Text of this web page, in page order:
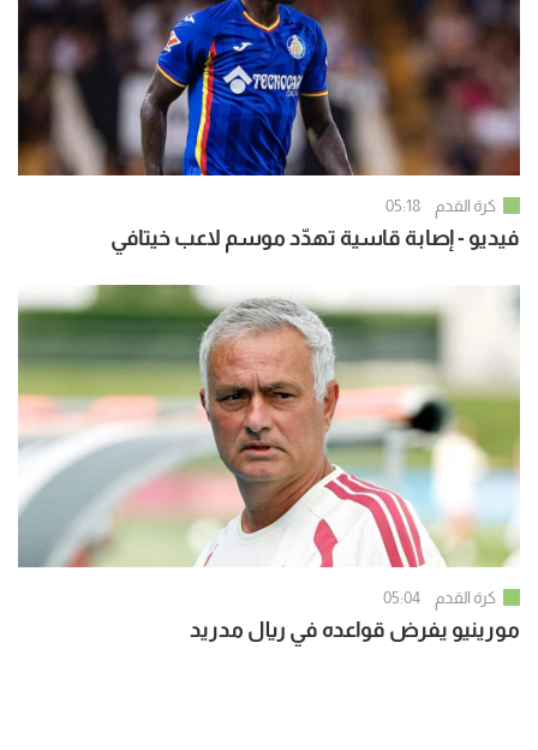
كرة القدم 05:18
فيديو - إصابة قاسية تهدّد موسم لاعب خيتافي
كرة القدم 05:04
مورينيو يفرض قواعده في ريال مدريد